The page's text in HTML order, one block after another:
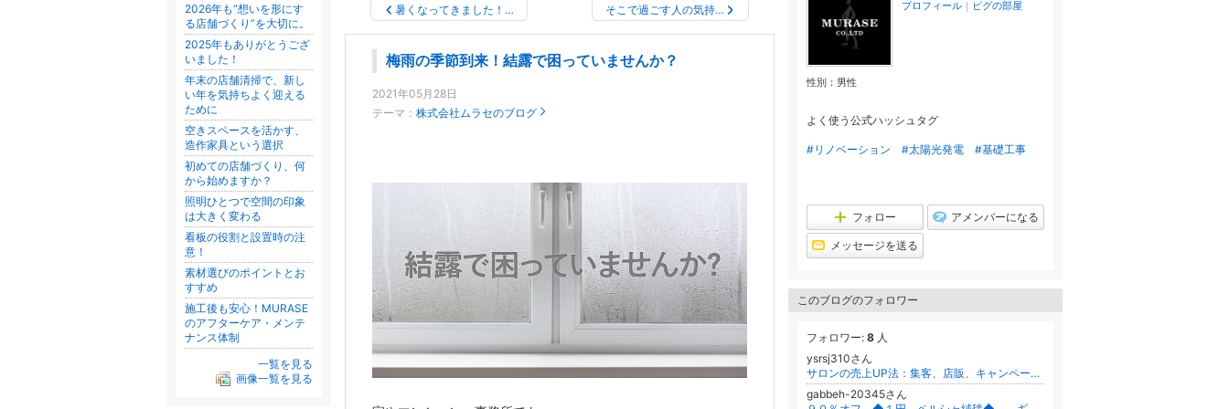
暑くなってきました！… そこで過ごす人の気持…
梅雨の季節到来！結露で困っていませんか？
2021年05月28日
テーマ： 株式会社ムラセのブログ
プロフィール ｜ ピグの部屋
性別： 男性
よく使う公式ハッシュタグ
#リノベーション #太陽光発電 #基礎工事
フォロー アメンバーになる
メッセージを送る
このブログのフォロワー
フォロワー: 8 人
ysrsj310さん
サロンの売上UP法：集客、店販、キャンペーン成功術（コスパ・タイパ重視）
gabbeh-20345さん
2026年も“想いを形にす
る店舗づくり”を大切に。
2025年もありがとうござ
いました！
年末の店舗清掃で、新し
い年を気持ちよく迎える
ために
空きスペースを活かす、
造作家具という選択
初めての店舗づくり、何
から始めますか？
照明ひとつで空間の印象
は大きく変わる
看板の役割と設置時の注
意！
素材選びのポイントとお
すすめ
施工後も安心！MURASE
のアフターケア・メンテ
ナンス体制
一覧を見る
画像一覧を見る